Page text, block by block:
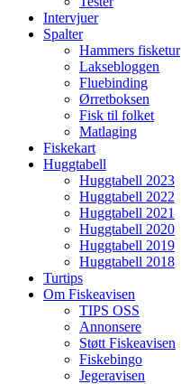
Intervjuer
Spalter
Hammers fisketur
Laksebloggen
Fluebinding
Ørretboksen
Fisk til folket
Matlaging
Fiskekart
Huggtabell
Huggtabell 2023
Huggtabell 2022
Huggtabell 2021
Huggtabell 2020
Huggtabell 2019
Huggtabell 2018
Turtips
Om Fiskeavisen
TIPS OSS
Annonsere
Støtt Fiskeavisen
Fiskebingo
Jegeravisen